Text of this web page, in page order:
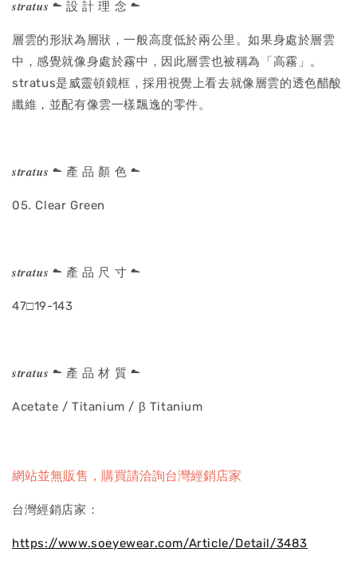
𝒔𝒕𝒓𝒂𝒕𝒖𝒔 ☁ 設 計 理 念 ☁
層雲的形狀為層狀，一般高度低於兩公里。如果身處於層雲
中，感覺就像身處於霧中，因此層雲也被稱為「高霧」。
stratus是威靈頓鏡框，採用視覺上看去就像層雲的透色醋酸
纖維，並配有像雲一樣飄逸的零件。
𝒔𝒕𝒓𝒂𝒕𝒖𝒔 ☁ 產 品 顏 色 ☁
05. Clear Green
𝒔𝒕𝒓𝒂𝒕𝒖𝒔 ☁ 產 品 尺 寸 ☁
47□19-143
𝒔𝒕𝒓𝒂𝒕𝒖𝒔 ☁ 產 品 材 質 ☁
Acetate / Titanium / β Titanium
網站並無販售，購買請洽詢台灣經銷店家
台灣經銷店家：
https://www.soeyewear.com/Article/Detail/3483